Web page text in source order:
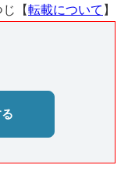
【転載について 】